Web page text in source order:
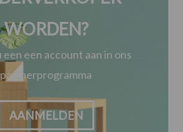
WORDEN?
een een account aan in ons
partnerprogramma
AANMELDEN